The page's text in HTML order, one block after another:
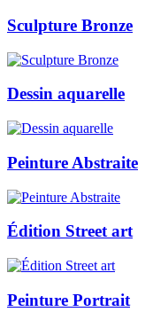
Sculpture Bronze
Dessin aquarelle
Peinture Abstraite
Édition Street art
Peinture Portrait